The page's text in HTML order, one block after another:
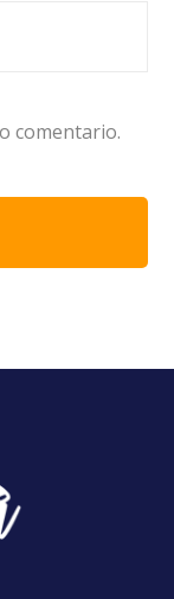
comentario.